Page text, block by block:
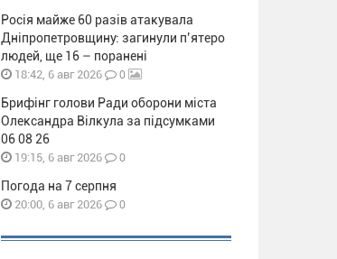
Росія майже 60 разів атакувала
Дніпропетровщину: загинули п’ятеро
людей, ще 16 – поранені
18:42, 6 авг 2026 0
Брифінг голови Ради оборони міста
Олександра Вілкула за підсумками
06 08 26
19:15, 6 авг 2026 0
Погода на 7 серпня
20:00, 6 авг 2026 0